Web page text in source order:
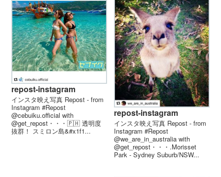
repost-instagram
インスタ映え写真 Repost - from
Instagram #Repost
@cebuiku.official with
@get_repost・・・🇵🇭 透明度
抜群！ スミロン島&#x1f1...
repost-instagram
インスタ映え写真 Repost - from
Instagram #Repost
@we_are_in_australia with
@get_repost・・・.Morisset
Park - Sydney Suburb/NSW...